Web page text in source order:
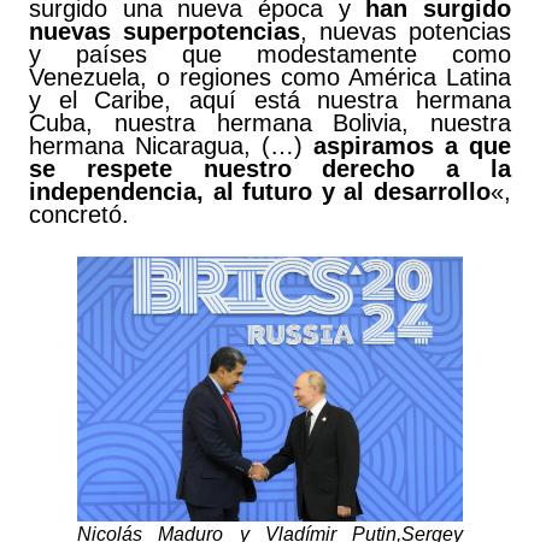
surgido una nueva época yhan surgido
nuevas superpotencias, nuevas potencias
y países que modestamente como
Venezuela, o regiones como América Latina
y el Caribe, aquí está nuestra hermana
Cuba, nuestra hermana Bolivia, nuestra
hermana Nicaragua, (…) aspiramos a que
se respete nuestro derecho a la
independencia, al futuro y al desarrollo«,
concretó.
Nicolás Maduro y Vladímir Putin,Sergey